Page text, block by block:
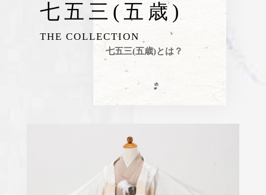
七五三(五歳)
THE COLLECTION
七五三(五歳)とは？